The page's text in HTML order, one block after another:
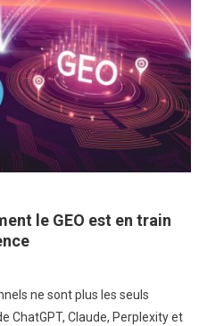
le GEO est en train
ne sont plus les seuls
ChatGPT, Claude, Perplexity et